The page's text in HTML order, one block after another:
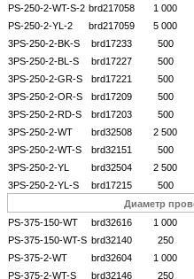
PS-250-2-WT-S-2 brd217058 1 000
PS-250-2-YL-2
brd217059 5 000
3PS-250-2-BK-S
brd17233 500
3PS-250-2-BL-S
brd17227 500
3PS-250-2-GR-S
brd17221 500
3PS-250-2-OR-S
brd17209 500
3PS-250-2-RD-S
brd17203 500
3PS-250-2-WT
brd32508 2 500
3PS-250-2-WT-S
brd32151 500
3PS-250-2-YL
brd32504 2 500
3PS-250-2-YL-S
brd17215 500
Диаметр
PS-375-150-WT
brd32616 1 000
PS-375-150-WT-S brd32140 250
PS-375-2-WT
brd32604 1 000
PS-375-2-WT-S
brd32146 250